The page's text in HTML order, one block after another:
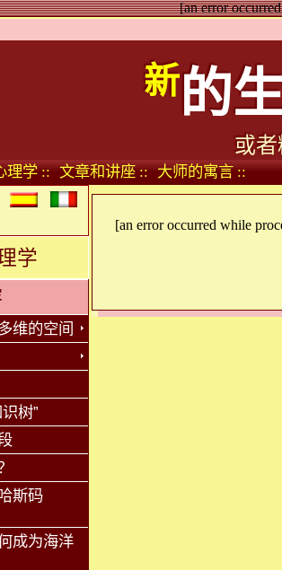
[an error
新的
或
理学 :: 文章和讲座 :: 大师的寓言 ::
学
维的空间
树”
斯码
成为海洋
[an error occurred while